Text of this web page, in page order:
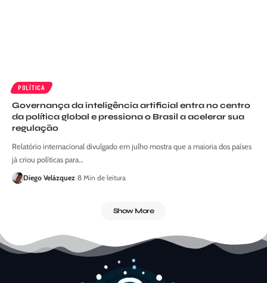
POLÍTICA
Governança da inteligência artificial entra no centro
da política global e pressiona o Brasil a acelerar sua
regulação
Relatório internacional divulgado em julho mostra que a maioria dos países
já criou políticas para…
Diego Velázquez 8 Min de leitura
Show More